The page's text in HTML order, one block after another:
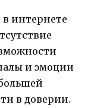
в интернете
и эмоции
в доверии.